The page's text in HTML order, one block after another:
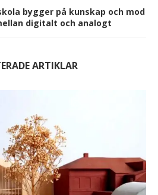
bygger på kunskap och mod
digitalt och analogt
ARTIKLAR